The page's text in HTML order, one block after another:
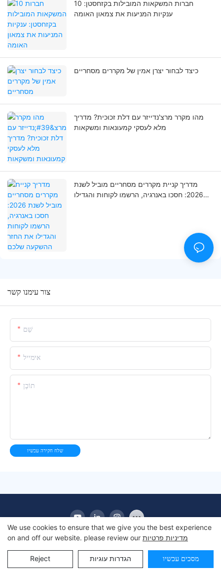
10 חברות המשקאות המובילות בקזחסטן:
ענקיות המניעות את צמאון האומה
כיצד לבחור יצרן אמין של מקררים מסחריים
מהו מקרר מרצ'נדייזר עם דלת זכוכית? מדריך
מלא לעסקי קמעונאות ומשקאות
מדריך קניית מקררים מסחריים מוביל לשנת
2026: חסכו באנרגיה, הרשמו לקוחות והגדילו
צור עימנו קשר
שֵׁם
אימייל
תוֹכֶן
שלח חקירה עכשיו
זכויות יוצרים © 2010-2025 Apex | יצרן מקרר תצוגה מסחרית
We use cookies to ensure that we give you the best experience
on and off our website. please review our מדיניות פרטיות
Reject הגדרות עוגיות מסכים עכשיו